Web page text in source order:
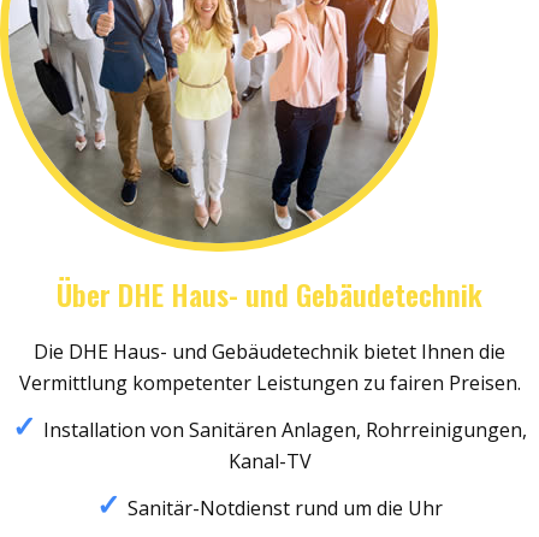
Über DHE Haus- und Gebäudetechnik
Die DHE Haus- und Gebäudetechnik bietet Ihnen die
Vermittlung kompetenter Leistungen zu fairen Preisen.
Installation von Sanitären Anlagen, Rohrreinigungen,
Kanal-TV
Sanitär-Notdienst rund um die Uhr